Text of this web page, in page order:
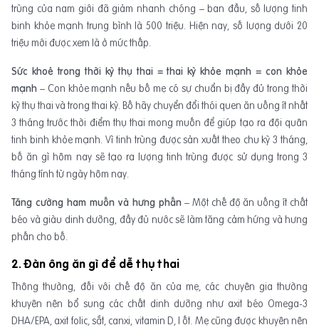
trùng của nam giới đã giảm nhanh chóng – ban đầu, số lượng tinh
binh khỏe mạnh trung bình là 500 triệu. Hiện nay, số lượng dưới 20
triệu mới được xem là ở mức thấp.
Sức khoẻ trong thời kỳ thụ thai = thai kỳ khỏe mạnh = con khỏe
mạnh – Con khỏe mạnh nếu bố mẹ có sự chuẩn bị đầy đủ trong thời
kỳ thụ thai và trong thai kỳ. Bố hãy chuyển đổi thói quen ăn uống ít nhất
3 tháng trước thời điểm thụ thai mong muốn để giúp tạo ra đội quân
tinh binh khỏe mạnh. Vì tinh trùng được sản xuất theo chu kỳ 3 tháng,
bố ăn gì hôm nay sẽ tạo ra lượng tinh trùng được sử dụng trong 3
tháng tính từ ngày hôm nay.
Tăng cường ham muốn và hưng phấn – Một chế độ ăn uống ít chất
béo và giàu dinh dưỡng, đầy đủ nước sẽ làm tăng cảm hứng và hưng
phấn cho bố.
2. Đàn ông ăn gì để dễ thụ thai
Thông thường, đối với chế độ ăn của mẹ, các chuyên gia thường
khuyên nên bổ sung các chất dinh dưỡng như axit béo Omega-3
DHA/EPA, axit folic, sắt, canxi, vitamin D, I ốt. Mẹ cũng được khuyên nên